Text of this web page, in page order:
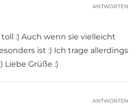
:) Auch wenn sie vielleicht
ist :) Ich trage allerdings
Liebe Grüße :)
ANTWORTEN
ANTWORTEN